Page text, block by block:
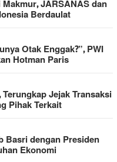
JARSANAS dan
Berdaulat
Otak Enggak?”, PWI
Hotman Paris
Jejak Transaksi
Pihak Terkait
Basri dengan Presiden
Ekonomi